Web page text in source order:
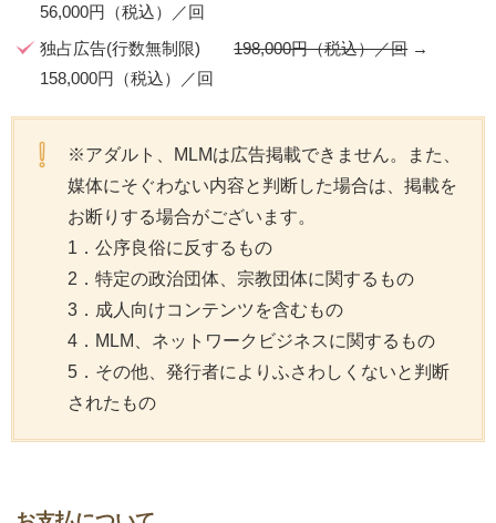
56,000円（税込）／回
独占広告(行数無制限)198,000円（税込）／回→
158,000円（税込）／回
※アダルト、MLMは広告掲載できません。また、
媒体にそぐわない内容と判断した場合は、掲載を
お断りする場合がございます。
1．公序良俗に反するもの
2．特定の政治団体、宗教団体に関するもの
3．成人向けコンテンツを含むもの
4．MLM、ネットワークビジネスに関するもの
5．その他、発行者によりふさわしくないと判断
されたもの